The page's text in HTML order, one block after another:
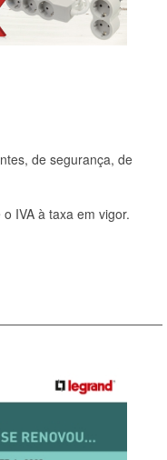
de segurança, de
IVA à taxa em vigor.